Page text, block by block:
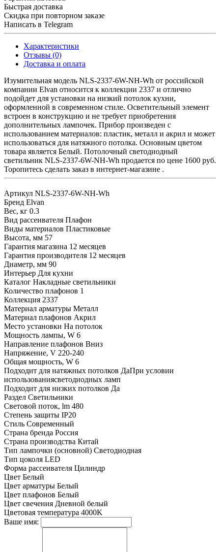
Быстрая доставка
Скидка при повторном заказе
Написать в Telegram
Характеристики
Отзывы (0)
Доставка и оплата
Изумительная модель NLS-2337-6W-NH-Wh от российской
компании Elvan относится к коллекции 2337 и отлично
подойдет для установки на низкий потолок кухни,
оформленной в современном стиле. Осветительный элемент
встроен в конструкцию и не требует приобретения
дополнительных лампочек. Прибор произведен с
использованием материалов: пластик, металл и акрил и может
использоваться для натяжного потолка. Основным цветом
товара является Белый. Потолочный светодиодный
светильник NLS-2337-6W-NH-Wh продается по цене 1600 руб.
Торопитесь сделать заказ в интернет-магазине .
Артикул NLS-2337-6W-NH-Wh
Бренд Elvan
Вес, кг 0.3
Вид рассеивателя Плафон
Виды материалов Пластиковые
Высота, мм 57
Гарантия магазина 12 месяцев
Гарантия производителя 12 месяцев
Диаметр, мм 90
Интерьер Для кухни
Каталог Накладные светильники
Количество плафонов 1
Коллекция 2337
Материал арматуры Металл
Материал плафонов Акрил
Место установки На потолок
Мощность лампы, W 6
Направление плафонов Вниз
Напряжение, V 220-240
Общая мощность, W 6
Подходит для натяжных потолков ДаПри условии
использованиясветодиодных ламп
Подходит для низких потолков Да
Раздел Светильники
Световой поток, lm 480
Степень защиты IP20
Стиль Современный
Страна бренда Россия
Страна производства Китай
Тип лампочки (основной) Светодиодная
Тип цоколя LED
Форма рассеивателя Цилиндр
Цвет Белый
Цвет арматуры Белый
Цвет плафонов Белый
Цвет свечения Дневной белый
Цветовая температура 4000K
Ваше имя: